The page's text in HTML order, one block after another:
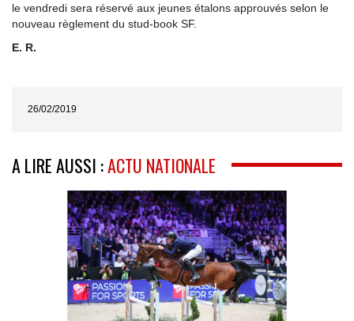
le vendredi sera réservé aux jeunes étalons approuvés selon le
nouveau règlement du stud-book SF.
E. R.
26/02/2019
A LIRE AUSSI :ACTU NATIONALE